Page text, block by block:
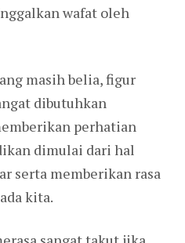
wafat oleh
masih belia, figur
dibutuhkan
perhatian
dimulai dari hal
serta memberikan rasa
kita.